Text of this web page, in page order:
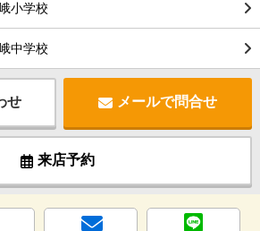
小学校
中学校
せ メールで問合せ
来店予約